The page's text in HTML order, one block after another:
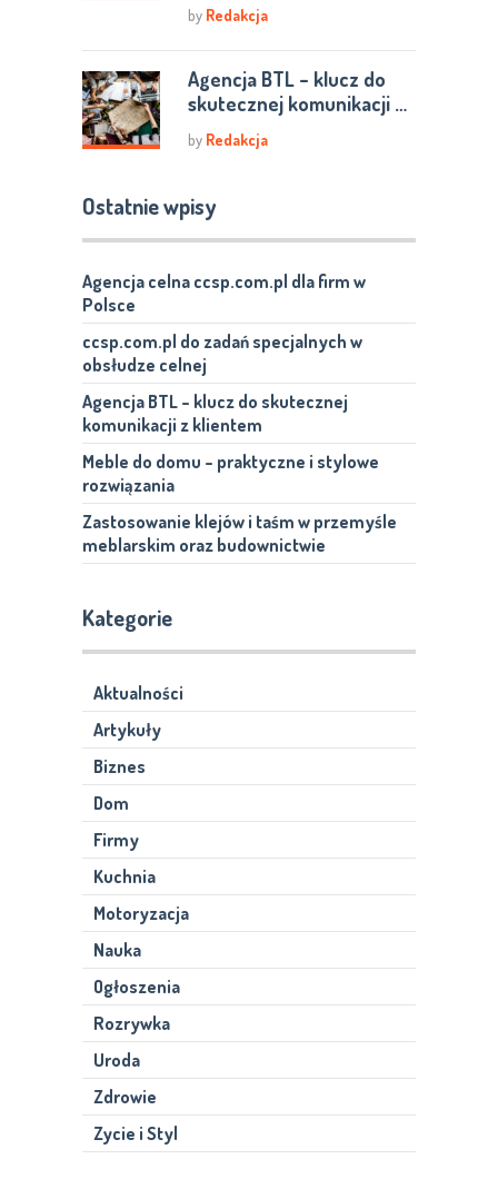
by Redakcja
Agencja BTL – klucz do
skutecznej komunikacji …
by Redakcja
Ostatnie wpisy
Agencja celna ccsp.com.pl dla firm w
Polsce
ccsp.com.pl do zadań specjalnych w
obsłudze celnej
Agencja BTL – klucz do skutecznej
komunikacji z klientem
Meble do domu – praktyczne i stylowe
rozwiązania
Zastosowanie klejów i taśm w przemyśle
meblarskim oraz budownictwie
Kategorie
Aktualności
Artykuły
Biznes
Dom
Firmy
Kuchnia
Motoryzacja
Nauka
Ogłoszenia
Rozrywka
Uroda
Zdrowie
Zycie i Styl